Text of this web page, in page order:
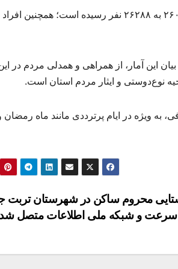
همچنین تعداد افرادی که برای اولین بار اقدام به اهدای خون کرده‌اند، از تعداد ۲۶۰۰۸ به ۲۶۲۸۸ نفر رسیده است؛
این آمار، از همراهی و همدلی مردم در
نوع‌دوستی و ایثار مردم استان است.
ویژه در ایام پرترددی مانند ماه رمضان
روستایی محروم ساکن در شهرستان تربت
سرعت و شبکه ملی اطلاعات متصل